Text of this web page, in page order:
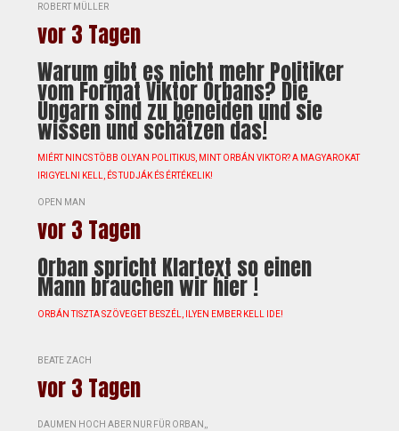
ROBERT MÜLLER
vor 3 Tagen
Warum gibt es nicht mehr Politiker
vom Format Viktor Orbans? Die
Ungarn sind zu beneiden und sie
wissen und schätzen das!
MIÉRT NINCS TÖBB OLYAN POLITIKUS, MINT ORBÁN VIKTOR? A MAGYAROKAT
IRIGYELNI KELL, ÉS TUDJÁK ÉS ÉRTÉKELIK!
OPEN MAN
vor 3 Tagen
Orban spricht Klartext so einen
Mann brauchen wir hier !
ORBÁN TISZTA SZÖVEGET BESZÉL, ILYEN EMBER KELL IDE!
BEATE ZACH
vor 3 Tagen
DAUMEN HOCH ABER NUR FÜR ORBAN,,